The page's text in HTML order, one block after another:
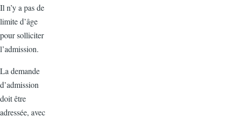
Il n’y a pas de
limite d’âge
pour solliciter
l’admission.
La demande
d’admission
doit être
adressée, avec